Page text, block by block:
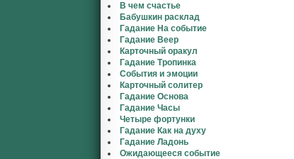
В чем счастье
Бабушкин расклад
Гадание На событие
Гадание Веер
Карточный оракул
Гадание Тропинка
События и эмоции
Карточный солитер
Гадание Основа
Гадание Часы
Четыре фортунки
Гадание Как на духу
Гадание Ладонь
Ожидающееся событие